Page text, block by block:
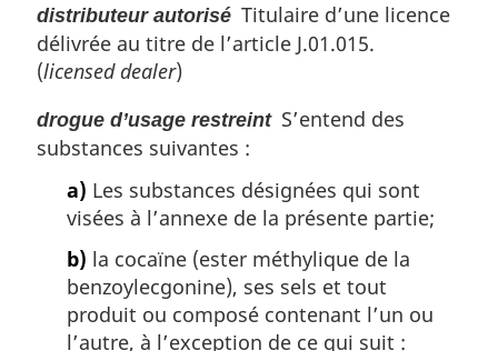
distributeur autorisé Titulaire d’une licence
délivrée au titre de l’article J.01.015.
(licensed dealer)
drogue d’usage restreintS’entend des
substances suivantes :
a) Les substances désignées qui sont
visées à l’annexe de la présente partie;
b) la cocaïne (ester méthylique de la
benzoylecgonine), ses sels et tout
produit ou composé contenant l’un ou
l’autre, à l’exception de ce qui suit :